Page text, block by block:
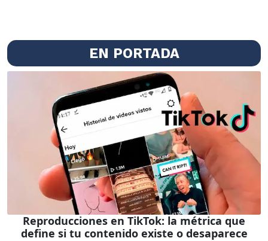
EN PORTADA
Reproducciones en TikTok: la métrica que
define si tu contenido existe o desaparece